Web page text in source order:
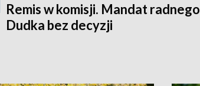
Remis w komisji. Mandat radnego
Dudka bez decyzji